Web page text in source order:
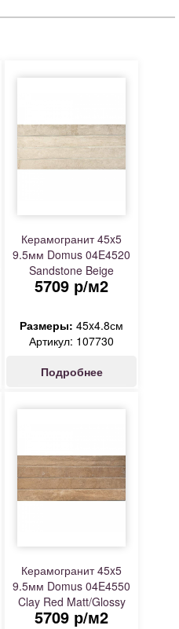
Керамогранит 45x5
9.5мм Domus 04E4520
Sandstone Beige
Matt/Glossy глянцевая
5709 р/м2
Размеры: 45x4.8см
Артикул: 107730
Подробнее
Керамогранит 45x5
9.5мм Domus 04E4550
Clay Red Matt/Glossy
глянцевая коричневый
5709 р/м2